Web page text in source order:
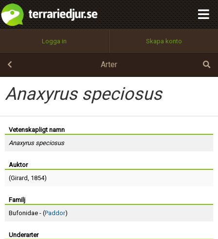
Logga in Skapa konto
Arter
Anaxyrus speciosus
Vetenskapligt namn
Anaxyrus speciosus
Auktor
(Girard, 1854)
Familj
Bufonidae - (Paddor)
Underarter
Utför
100%
OK
integritetspolicy
Namn:
Epost:
Användarnamn:
Lösenord:
Terms of Service
Begär nytt lösenord
Tillbaka till förstasidan